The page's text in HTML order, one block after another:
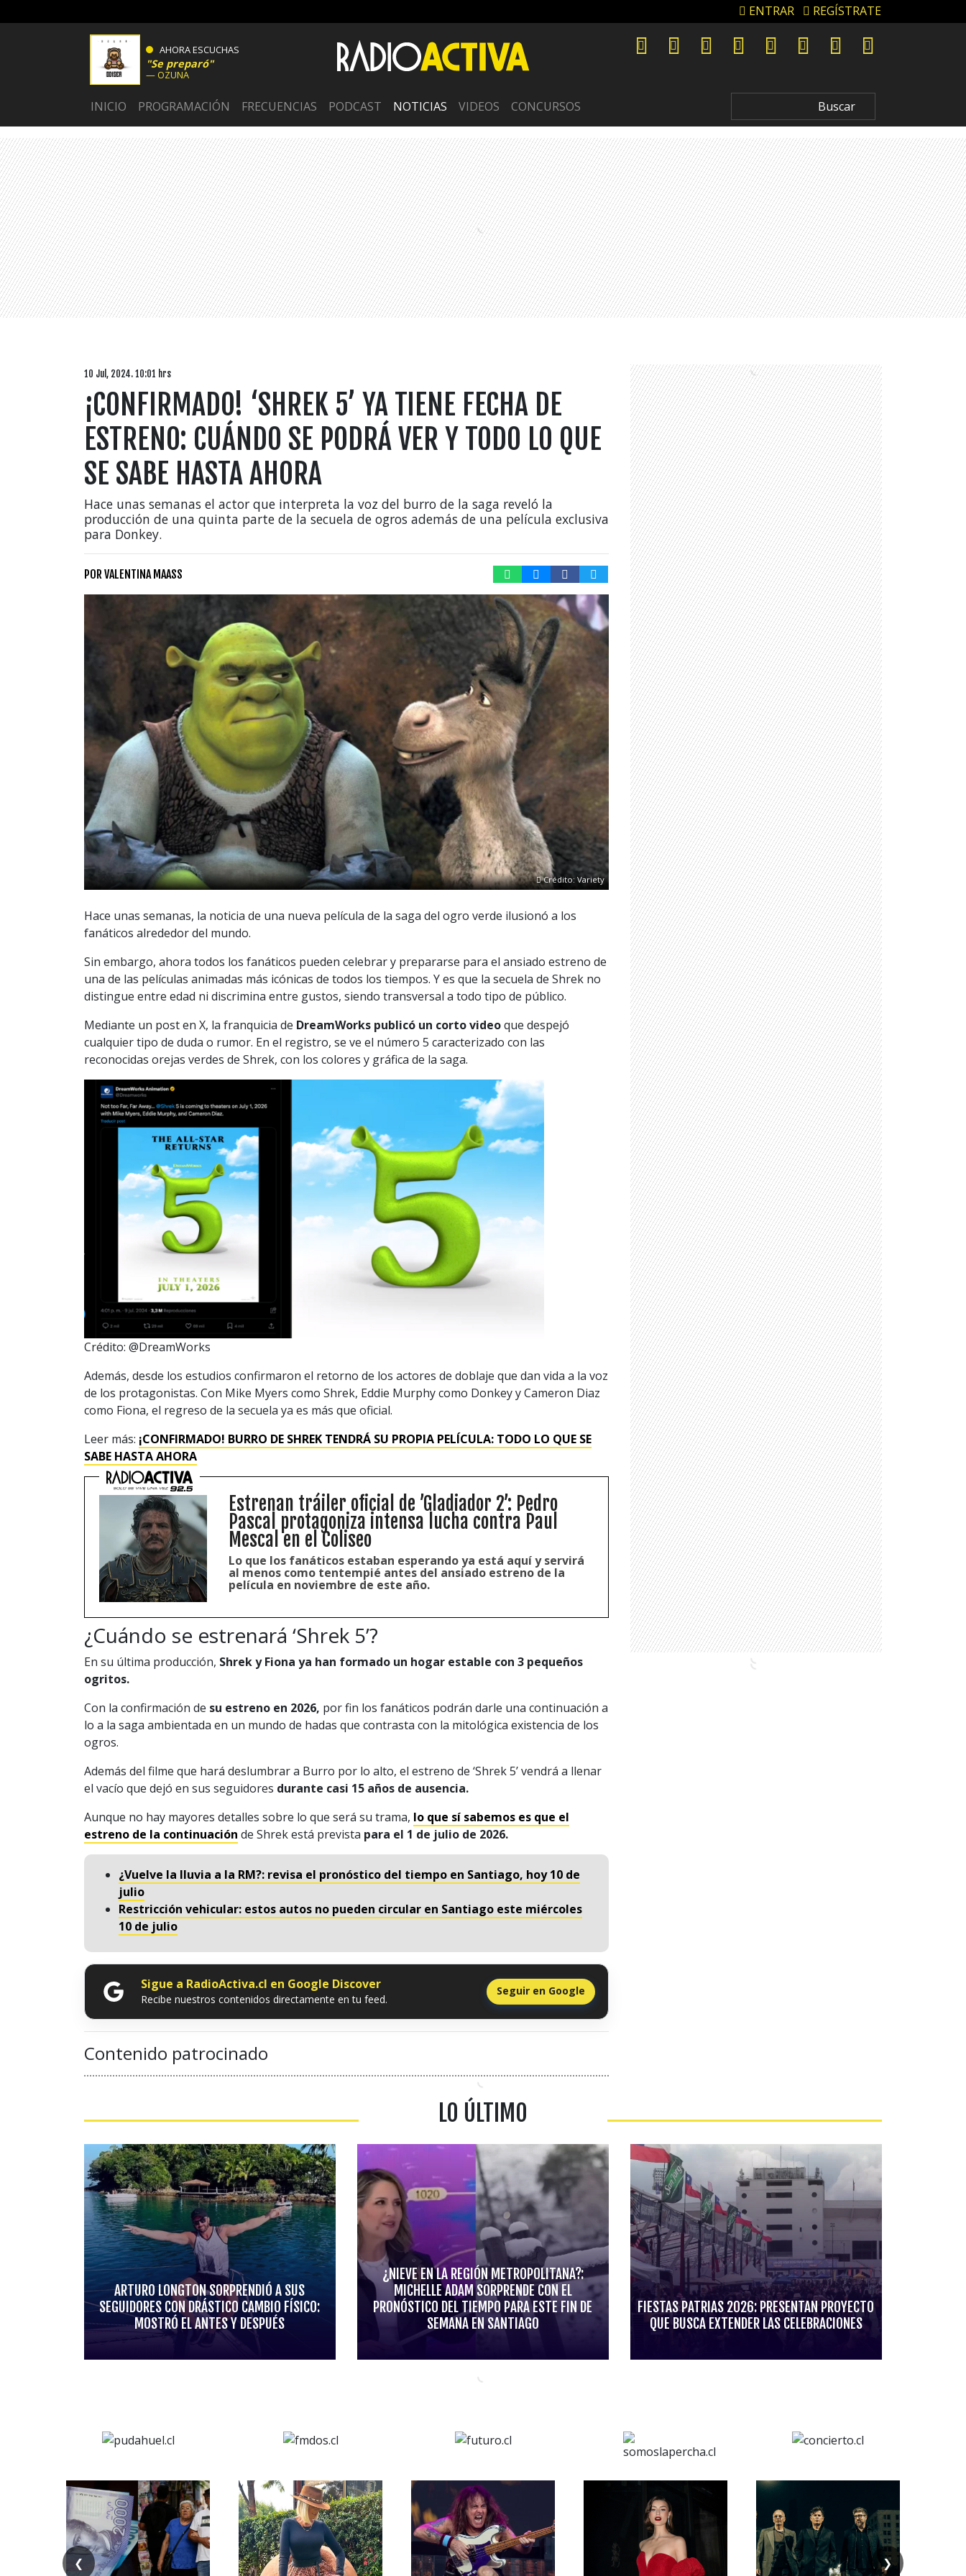
ENTRAR REGÍSTRATE
AHORA ESCUCHAS
Se preparó
OZUNA
INICIO PROGRAMACIÓN FRECUENCIAS PODCAST NOTICIAS VIDEOS CONCURSOS
10 Jul, 2024. 10:01 hrs
¡CONFIRMADO! ‘SHREK 5’ YA TIENE FECHA DE
ESTRENO: CUÁNDO SE PODRÁ VER Y TODO LO QUE
SE SABE HASTA AHORA
Hace unas semanas el actor que interpreta la voz del burro de la saga reveló la
producción de una quinta parte de la secuela de ogros además de una película exclusiva
para Donkey.
PORVALENTINA MAASS
Crédito: Variety
Hace unas semanas, la noticia de una nueva película de la saga del ogro verde ilusionó a los
fanáticos alrededor del mundo.
Sin embargo, ahora todos los fanáticos pueden celebrar y prepararse para el ansiado estreno de
una de las películas animadas más icónicas de todos los tiempos. Y es que la secuela de Shrek no
distingue entre edad ni discrimina entre gustos, siendo transversal a todo tipo de público.
Mediante un post en X, la franquicia de DreamWorks publicó un corto videoque despejó
cualquier tipo de duda o rumor. En el registro, se ve el número 5 caracterizado con las
reconocidas orejas verdes de Shrek, con los colores y gráfica de la saga.
Crédito: @DreamWorks
Además, desde los estudios confirmaron el retorno de los actores de doblaje que dan vida a la voz
de los protagonistas. Con Mike Myers como Shrek, Eddie Murphy como Donkey y Cameron Diaz
como Fiona, el regreso de la secuela ya es más que oficial.
Leer más: ¡CONFIRMADO! BURRO DE SHREK TENDRÁ SU PROPIA PELÍCULA: TODO LO QUE SE
SABE HASTA AHORA
Estrenan tráiler oficial de ’Gladiador 2’: Pedro
Pascal protagoniza intensa lucha contra Paul
Mescal en el Coliseo
Lo que los fanáticos estaban esperando ya está aquí y servirá
al menos como tentempié antes del ansiado estreno de la
película en noviembre de este año.
¿Cuándo se estrenará ‘Shrek 5’?
En su última producción, Shrek y Fiona ya han formado un hogar estable con 3 pequeños
ogritos.
Con la confirmación de su estreno en 2026, por fin los fanáticos podrán darle una continuación a
lo a la saga ambientada en un mundo de hadas que contrasta con la mitológica existencia de los
ogros.
Además del filme que hará deslumbrar a Burro por lo alto, el estreno de ‘Shrek 5’ vendrá a llenar
el vacío que dejó en sus seguidores durante casi 15 años de ausencia.
Aunque no hay mayores detalles sobre lo que será su trama, lo que sí sabemos es que el
estreno de la continuación de Shrek está prevista para el 1 de julio de 2026.
¿Vuelve la lluvia a la RM?: revisa el pronóstico del tiempo en Santiago, hoy 10 de
julio
Restricción vehicular: estos autos no pueden circular en Santiago este miércoles
10 de julio
Sigue a RadioActiva.cl en Google Discover
Recibe nuestros contenidos directamente en tu feed.
Seguir en Google
Contenido patrocinado
LO ÚLTIMO
ARTURO LONGTON SORPRENDIÓ A SUS
SEGUIDORES CON DRÁSTICO CAMBIO FÍSICO:
MOSTRÓ EL ANTES Y DESPUÉS
¿NIEVE EN LA REGIÓN METROPOLITANA?:
MICHELLE ADAM SORPRENDE CON EL
PRONÓSTICO DEL TIEMPO PARA ESTE FIN DE
SEMANA EN SANTIAGO
FIESTAS PATRIAS 2026: PRESENTAN PROYECTO
QUE BUSCA EXTENDER LAS CELEBRACIONES
❮ ❯